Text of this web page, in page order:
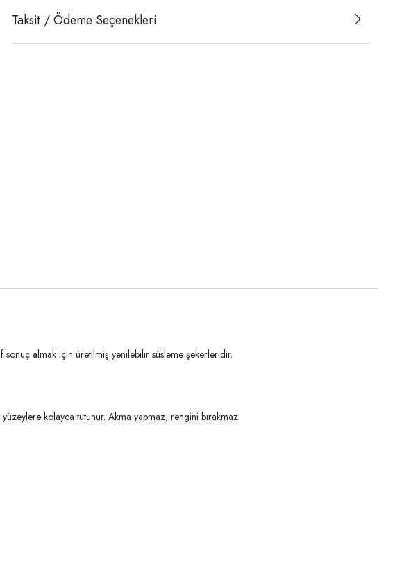
Taksit / Ödeme Seçenekleri
almak için üretilmiş yenilebilir süsleme şekerleridir.
kolayca tutunur. Akma yapmaz, rengini bırakmaz.